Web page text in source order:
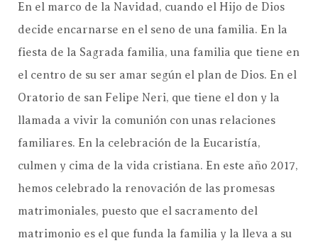
En el marco de la Navidad, cuando el Hijo de Dios
decide encarnarse en el seno de una familia. En la
fiesta de la Sagrada familia, una familia que tiene en
el centro de su ser amar según el plan de Dios. En el
Oratorio de san Felipe Neri, que tiene el don y la
llamada a vivir la comunión con unas relaciones
familiares. En la celebración de la Eucaristía,
culmen y cima de la vida cristiana. En este año 2017,
hemos celebrado la renovación de las promesas
matrimoniales, puesto que el sacramento del
matrimonio es el que funda la familia y la lleva a su